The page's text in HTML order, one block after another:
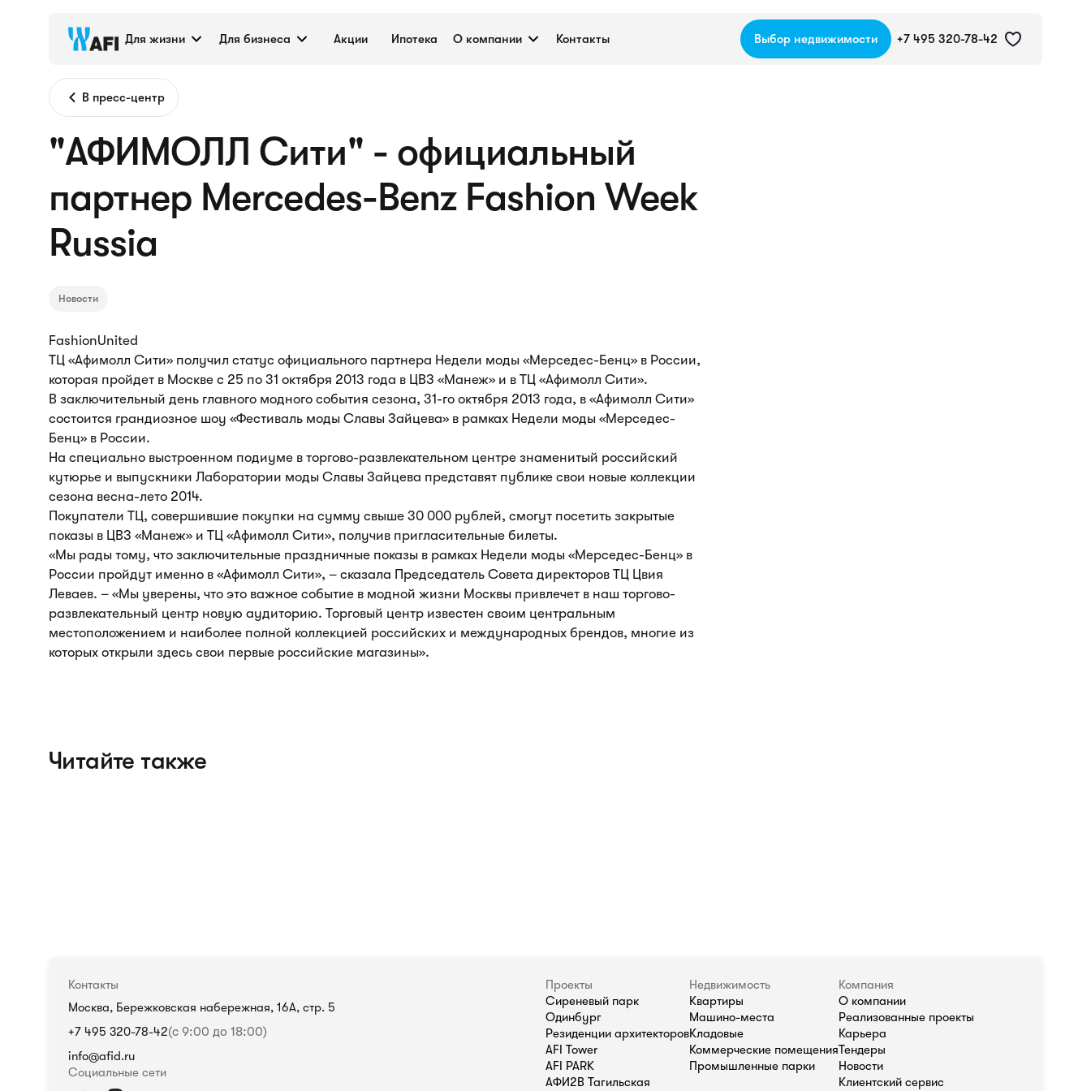
Для жизни Для бизнеса Акции Ипотека О компании Контакты Выбор недвижимости +7 495 320-78-42
В пресс-центр
"АФИМОЛЛ Сити" - официальный
партнер Mercedes-Benz Fashion Week
Russia
Новости
FashionUnited
ТЦ «Афимолл Сити» получил статус официального партнера Недели моды «Мерседес-Бенц» в России,
которая пройдет в Москве с 25 по 31 октября 2013 года в ЦВЗ «Манеж» и в ТЦ «Афимолл Сити».
В заключительный день главного модного события сезона, 31-го октября 2013 года, в «Афимолл Сити»
состоится грандиозное шоу «Фестиваль моды Славы Зайцева» в рамках Недели моды «Мерседес-
Бенц» в России.
На специально выстроенном подиуме в торгово-развлекательном центре знаменитый российский
кутюрье и выпускники Лаборатории моды Славы Зайцева представят публике свои новые коллекции
сезона весна-лето 2014.
Покупатели ТЦ, совершившие покупки на сумму свыше 30 000 рублей, смогут посетить закрытые
показы в ЦВЗ «Манеж» и ТЦ «Афимолл Сити», получив пригласительные билеты.
«Мы рады тому, что заключительные праздничные показы в рамках Недели моды «Мерседес-Бенц» в
России пройдут именно в «Афимолл Сити», – сказала Председатель Совета директоров ТЦ Цвия
Леваев. – «Мы уверены, что это важное событие в модной жизни Москвы привлечет в наш торгово-
развлекательный центр новую аудиторию. Торговый центр известен своим центральным
местоположением и наиболее полной коллекцией российских и международных брендов, многие из
которых открыли здесь свои первые российские магазины».
Читайте также
Контакты
Москва, Бережковская набережная, 16А, стр. 5
+7 495 320-78-42(с 9:00 до 18:00)
info@afid.ru
Социальные сети
Проекты
Сиреневый парк
Одинбург
Резиденции архитекторов
AFI Tower
AFI PARK
АФИ2В Тагильская
Недвижимость
Квартиры
Машино-места
Кладовые
Коммерческие помещения
Промышленные парки
Компания
О компании
Реализованные проекты
Карьера
Тендеры
Новости
Клиентский сервис